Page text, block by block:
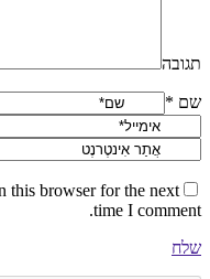
תגובה
שם *
this browser for the next
time I comment.
שלח